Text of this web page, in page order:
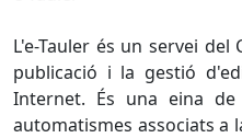
L'e-Tauler és un servei
publicació i la gestió
Internet. És una eina de
automatismes associats a